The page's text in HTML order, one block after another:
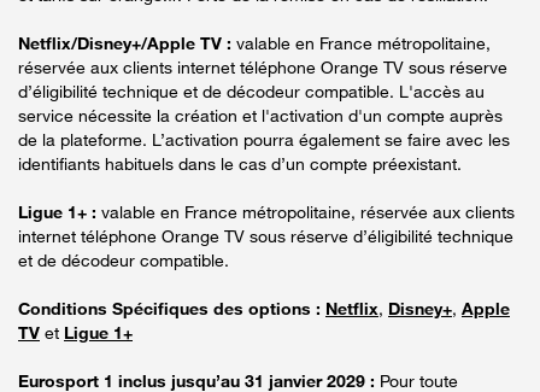
Netflix/Disney+/Apple TV : valable en France métropolitaine,
réservée aux clients internet téléphone Orange TV sous réserve
d’éligibilité technique et de décodeur compatible. L'accès au
service nécessite la création et l'activation d'un compte auprès
de la plateforme. L’activation pourra également se faire avec les
identifiants habituels dans le cas d’un compte préexistant.
Ligue 1+ : valable en France métropolitaine, réservée aux clients
internet téléphone Orange TV sous réserve d’éligibilité technique
et de décodeur compatible.
Conditions Spécifiques des options : Netflix, Disney+, Apple
TV et Ligue 1+
Eurosport 1 inclus jusqu’au 31 janvier 2029 : Pour toute